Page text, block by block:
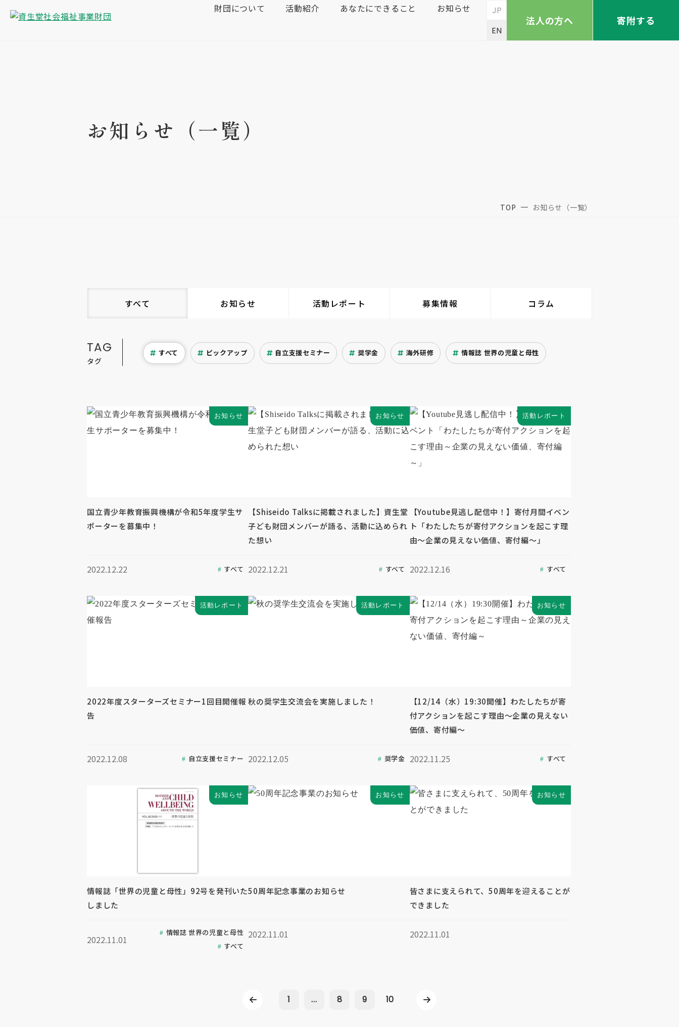
財団について 活動紹介 あなたにできること お知らせ
JP
EN
法人の方へ 寄附する
お知らせ（一覧）
TOP お知らせ（一覧）
すべて お知らせ 活動レポート 募集情報 コラム
TAG
タグ
すべて ピックアップ 自立支援セミナー 奨学金 海外研修 情報誌 世界の児童と母性
お知らせ
国立青少年教育振興機構が令和5年度学生サ
ポーターを募集中！
2022.12.22 すべて
お知らせ
【Shiseido Talksに掲載されました】資生堂
子ども財団メンバーが語る、活動に込められ
た想い
2022.12.21 すべて
活動レポート
【Youtube見逃し配信中！】寄付月間イベン
ト「わたしたちが寄付アクションを起こす理
由～企業の見えない価値、寄付編～」
2022.12.16 すべて
活動レポート
2022年度スターターズセミナー1回目開催報
告
2022.12.08 自立支援セミナー
活動レポート
秋の奨学生交流会を実施しました！
2022.12.05 奨学金
お知らせ
【12/14（水）19:30開催】わたしたちが寄
付アクションを起こす理由～企業の見えない
価値、寄付編～
2022.11.25 すべて
お知らせ
情報誌「世界の児童と母性」92号を発刊いた
しました
2022.11.01
情報誌 世界の児童と母性
すべて
お知らせ
50周年記念事業のお知らせ
2022.11.01
お知らせ
皆さまに支えられて、50周年を迎えることが
できました
2022.11.01
1 ... 8 9 10